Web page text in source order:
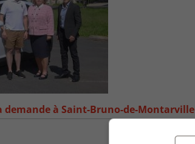
demande à Saint-Bruno-de-Montarville